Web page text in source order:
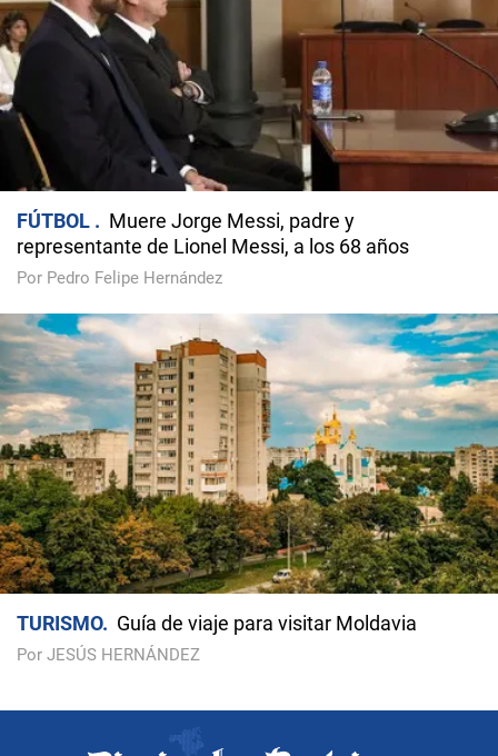
FÚTBOL
Muere Jorge Messi, padre y
representante de Lionel Messi, a los 68 años
Por Pedro Felipe Hernández
TURISMO Guía de viaje para visitar Moldavia
Por JESÚS HERNÁNDEZ